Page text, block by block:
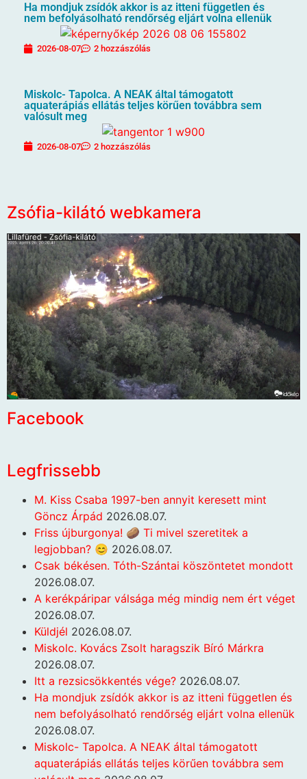
Ha mondjuk zsídók akkor is az itteni független és
nem befolyásolható rendőrség eljárt volna ellenük
2026-08-07 2 hozzászólás
Miskolc- Tapolca. A NEAK által támogatott
aquaterápiás ellátás teljes körűen továbbra sem
valósult meg
2026-08-07 2 hozzászólás
Zsófia-kilátó webkamera
Facebook
Legfrissebb
M. Kiss Csaba 1997-ben annyit keresett mint
Göncz Árpád 2026.08.07.
Friss újburgonya! 🥔 Ti mivel szeretitek a
legjobban? 😊 2026.08.07.
Csak békésen. Tóth-Szántai köszöntetet mondott
2026.08.07.
A kerékpáripar válsága még mindig nem ért véget
2026.08.07.
Küldjél 2026.08.07.
Miskolc. Kovács Zsolt haragszik Bíró Márkra
2026.08.07.
Itt a rezsicsökkentés vége? 2026.08.07.
Ha mondjuk zsídók akkor is az itteni független és
nem befolyásolható rendőrség eljárt volna ellenük
2026.08.07.
Miskolc- Tapolca. A NEAK által támogatott
aquaterápiás ellátás teljes körűen továbbra sem